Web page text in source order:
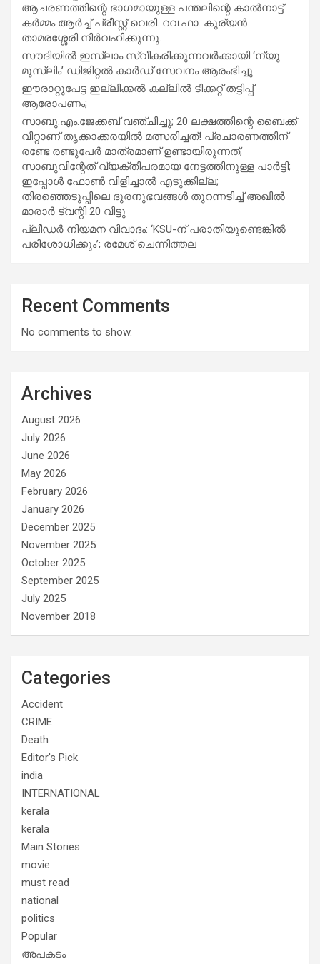
ആചരണത്തിന്റെ ഭാഗമായുള്ള പന്തലിന്റെ കാൽനാട്ട്
കർമ്മം ആർച്ച് പ്രീസ്റ്റ് വെരി. റവ.ഫാ. കുര്യൻ
താമരശ്ശേരി നിർവഹിക്കുന്നു.
സൗദിയില്‍ ഇസ്‌ലാം സ്വീകരിക്കുന്നവര്‍ക്കായി ‘ന്യൂ
മുസ്ലിം’ ഡിജിറ്റല്‍ കാര്‍ഡ് സേവനം ആരംഭിച്ചു
ഈരാറ്റുപേട്ട ഇല്ലിക്കൽ കല്ലിൽ ടിക്കറ്റ് തട്ടിപ്പ്
ആരോപണം;
സാബു.എം.ജേക്കബ് വഞ്ചിച്ചു; 20 ലക്ഷത്തിന്റെ ബൈക്ക്
വിറ്റാണ് തൃക്കാക്കരയില്‍ മത്സരിച്ചത്! പ്രചാരണത്തിന്
രണ്ടേ രണ്ടുപേര്‍ മാത്രമാണ് ഉണ്ടായിരുന്നത്;
സാബുവിന്റേത് വ്യക്തിപരമായ നേട്ടത്തിനുള്ള പാര്‍ട്ടി;
ഇപ്പോള്‍ ഫോണ്‍ വിളിച്ചാല്‍ എടുക്കില്ല;
തിരഞ്ഞെടുപ്പിലെ ദുരനുഭവങ്ങള്‍ തുറന്നടിച്ച് അഖില്‍
മാരാര്‍ ട്വന്റി 20 വിട്ടു
പ്ലീഡർ നിയമന വിവാദം: ‘KSU-ന് പരാതിയുണ്ടെങ്കിൽ
പരിശോധിക്കും’; രമേശ് ചെന്നിത്തല
Recent Comments
No comments to show.
Archives
August 2026
July 2026
June 2026
May 2026
February 2026
January 2026
December 2025
November 2025
October 2025
September 2025
July 2025
November 2018
Categories
Accident
CRIME
Death
Editor's Pick
india
INTERNATIONAL
kerala
kerala
Main Stories
movie
must read
national
politics
Popular
അപകടം